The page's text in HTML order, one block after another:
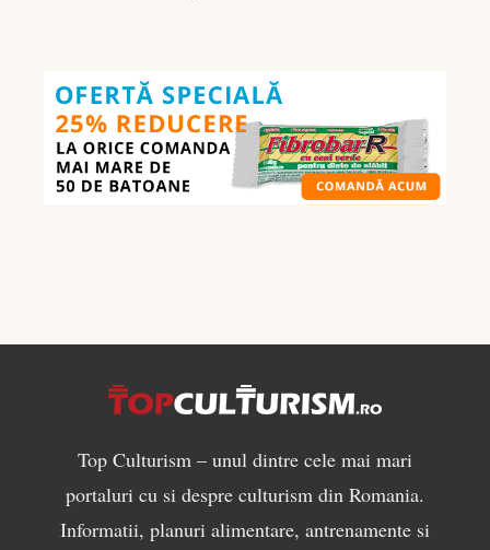
mănânci
pentru
masă
musculară
Top Culturism – unul dintre cele mai mari
portaluri cu si despre culturism din Romania.
Informatii, planuri alimentare, antrenamente si